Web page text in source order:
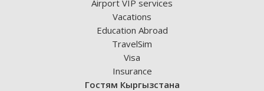
Airport VIP services
Vacations
Education Abroad
TravelSim
Visa
Insurance
Гостям Кыргызстана